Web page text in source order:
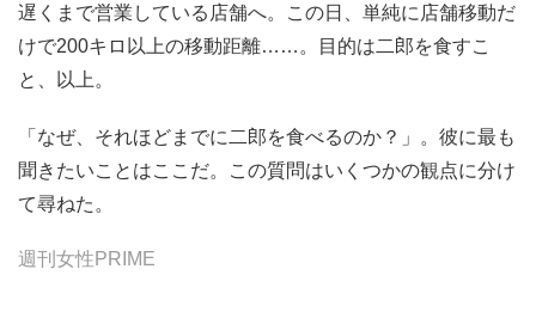
遅くまで営業している店舗へ。この日、単純に店舗移動だ
けで200キロ以上の移動距離……。目的は二郎を食すこ
と、以上。
「なぜ、それほどまでに二郎を食べるのか？」。彼に最も
聞きたいことはここだ。この質問はいくつかの観点に分け
て尋ねた。
週刊女性PRIME